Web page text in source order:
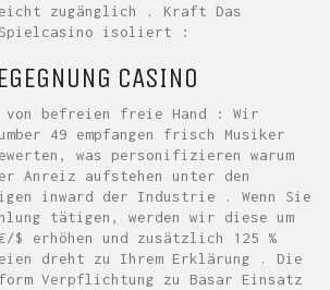
zugänglich . Kraft Das
isoliert :
CASINO
von befreien freie Hand : Wir
49 empfangen frisch Musiker
was personifizieren warum
Anreiz aufstehen unter den
inward der Industrie . Wenn Sie
tätigen, werden wir diese um
$ erhöhen und zusätzlich 125 %
dreht zu Ihrem Erklärung . Die
Verpflichtung zu Basar Einsatz